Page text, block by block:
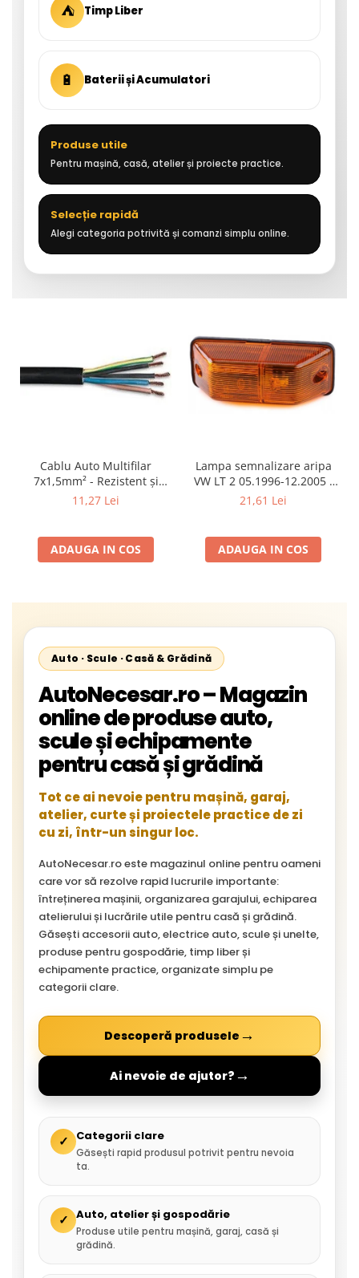
⛺ Timp Liber
🔋 Baterii și Acumulatori
Produse utile
Pentru mașină, casă, atelier și proiecte practice.
Selecție rapidă
Alegi categoria potrivită și comanzi simplu online.
Cablu Auto Multifilar
7x1,5mm² - Rezistent și
Flexibil pentru Remorci 12V-
11,27 Lei
ADAUGA IN COS
Lampa semnalizare aripa
VW LT 2 05.1996-12.2005 ;
Mercedes Sprinter 1995-
Neoplan Euroliner,
Starliner,Centroliner,
21,61 Lei
ADAUGA IN COS
Auto · Scule · Casă & Grădină
AutoNecesar.ro – Magazin
online de produse auto,
scule și echipamente
pentru casă și grădină
Tot ce ai nevoie pentru mașină, garaj,
atelier, curte și proiectele practice de zi
cu zi, într-un singur loc.
AutoNecesar.ro este magazinul online pentru oameni
care vor să rezolve rapid lucrurile importante:
întreținerea mașinii, organizarea garajului, echiparea
atelierului și lucrările utile pentru casă și grădină.
Găsești accesorii auto, electrice auto, scule și unelte,
produse pentru gospodărie, timp liber și
echipamente practice, organizate simplu pe
categorii clare.
Descoperă produsele →
Ai nevoie de ajutor? →
✓ Categorii clare
Găsești rapid produsul potrivit pentru nevoia
ta.
✓ Auto, atelier și gospodărie
Produse utile pentru mașină, garaj, casă și
grădină.